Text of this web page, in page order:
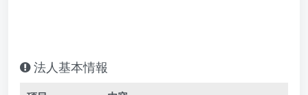
法人基本情報